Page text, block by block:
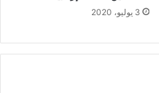
3 يوليو، 2020